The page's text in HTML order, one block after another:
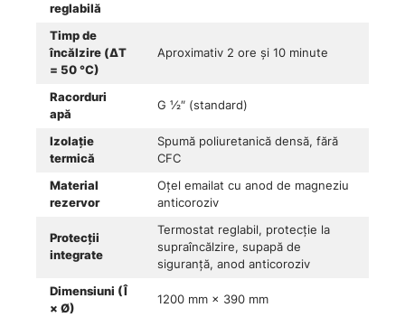
reglabilă
Timp de
încălzire (ΔT
= 50 °C)
Aproximativ 2 ore și 10 minute
Racorduri
apă
G ½″ (standard)
Izolație
termică
Spumă poliuretanică densă, fără
CFC
Material
rezervor
Oțel emailat cu anod de magneziu
anticoroziv
Protecții
integrate
Termostat reglabil, protecție la
supraîncălzire, supapă de
siguranță, anod anticoroziv
Dimensiuni (Î
× Ø)
1200 mm × 390 mm